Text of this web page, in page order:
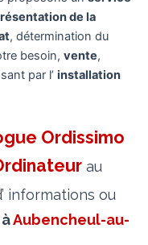
de la
, détermination du
besoin, vente,
par l’ installation
Ordissimo
au
informations ou
Aubencheul-au-